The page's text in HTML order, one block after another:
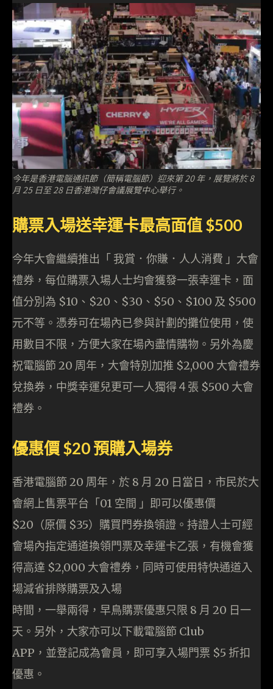
今年是香港電腦通訊節（簡稱電腦節）迎來第 20 年，展覽將於 8
月 25 日至 28 日香港灣仔會議展覽中心舉行。
購票入場送幸運卡最高面值 $500
今年大會繼續推出「 我賞．你賺．人人消費 」大會
禮券，每位購票入場人士均會獲發一張幸運卡，面
值分別為 $10、$20、$30、$50、$100 及 $500
元不等。憑券可在場內已參與計劃的攤位使用，使
用數目不限，方便大家在場內盡情購物。另外為慶
祝電腦節 20 周年，大會特別加推 $2,000 大會禮券
兌換券，中獎幸運兒更可一人獨得４張 $500 大會
禮券。
優惠價 $20 預購入場券
香港電腦節 20 周年，於 8 月 20 日當日，市民於大
會網上售票平台「01 空間 」即可以優惠價
$20（原價 $35）購買門券換領證。持證人士可經
會場內指定通道換領門票及幸運卡乙張，有機會獲
得高達 $2,000 大會禮券，同時可使用特快通道入
場減省排隊購票及入場
時間，一舉兩得，早鳥購票優惠只限 8 月 20 日一
天。另外，大家亦可以下載電腦節 Club
APP，並登記成為會員，即可享入場門票 $5 折扣
優惠。